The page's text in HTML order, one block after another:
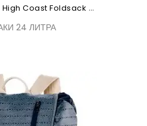
Рюкзак Fjallraven High Coast Foldsack 24 Green
24 ЛИТРА